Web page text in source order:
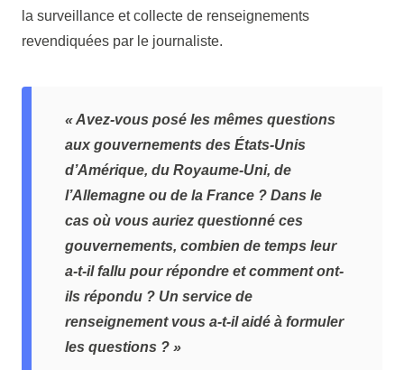
la surveillance et collecte de renseignements
revendiquées par le journaliste.
« Avez-vous posé les mêmes questions
aux gouvernements des États-Unis
d’Amérique, du Royaume-Uni, de
l’Allemagne ou de la France ? Dans le
cas où vous auriez questionné ces
gouvernements, combien de temps leur
a-t-il fallu pour répondre et comment ont-
ils répondu ? Un service de
renseignement vous a-t-il aidé à formuler
les questions ? »